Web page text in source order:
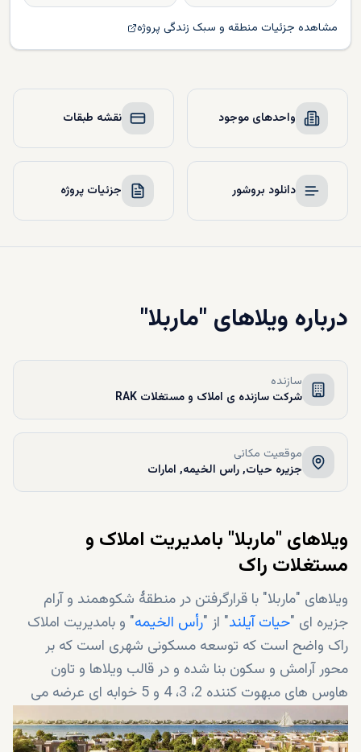
مشاهده جزئیات منطقه و سبک زندگی پروژه
واحدهای موجود نقشه طبقات
دانلود بروشور جزئیات پروژه
درباره ویلاهای "ماربلا"
سازنده
شرکت سازنده ی املاک و مستغلات RAK
موقعیت مکانی
جزیره حیات, راس الخیمه, امارات
ویلاهای "ماربلا" بامدیریت املاک و
مستغلات راک
ویلاهای "ماربلا" با قرارگرفتن در منطقۀ شکوهمند و آرام
جزیره ای "حیات آیلند" از "رأس الخیمه" و بامدیریت املاک
راک واضح است که توسعه مسکونی شهری است که بر
محور آرامش و سکون بنا شده و در قالب ویلاها و تاون
هاوس های مبهوت کننده 2، 3، 4 و 5 خوابه ای عرضه می
شوند. بدلیل استقرار یافتن در محله شگفت انگیز و بُهت آور
"حیات آیلند" از " رأس الخیمه"؛ زیربنای این توسعه به گونه